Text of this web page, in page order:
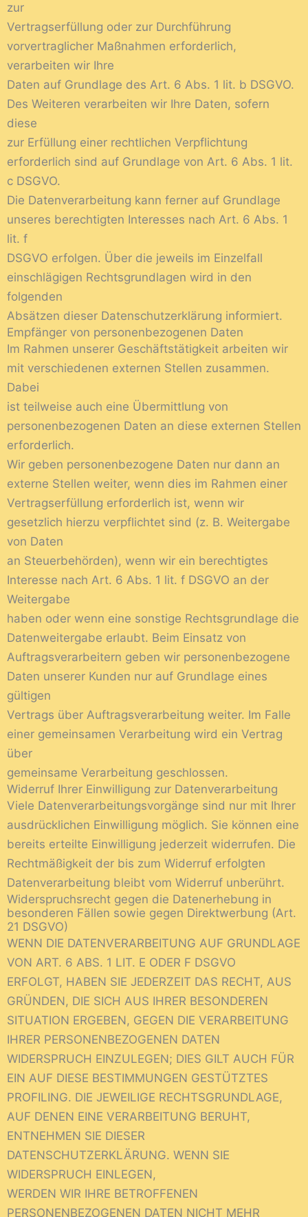
zur
Vertragserfüllung oder zur Durchführung
vorvertraglicher Maßnahmen erforderlich,
verarbeiten wir Ihre
Daten auf Grundlage des Art. 6 Abs. 1 lit. b DSGVO.
Des Weiteren verarbeiten wir Ihre Daten, sofern
diese
zur Erfüllung einer rechtlichen Verpflichtung
erforderlich sind auf Grundlage von Art. 6 Abs. 1 lit.
c DSGVO.
Die Datenverarbeitung kann ferner auf Grundlage
unseres berechtigten Interesses nach Art. 6 Abs. 1
lit. f
DSGVO erfolgen. Über die jeweils im Einzelfall
einschlägigen Rechtsgrundlagen wird in den
folgenden
Absätzen dieser Datenschutzerklärung informiert.
Empfänger von personenbezogenen Daten
Im Rahmen unserer Geschäftstätigkeit arbeiten wir
mit verschiedenen externen Stellen zusammen.
Dabei
ist teilweise auch eine Übermittlung von
personenbezogenen Daten an diese externen Stellen
erforderlich.
Wir geben personenbezogene Daten nur dann an
externe Stellen weiter, wenn dies im Rahmen einer
Vertragserfüllung erforderlich ist, wenn wir
gesetzlich hierzu verpflichtet sind (z. B. Weitergabe
von Daten
an Steuerbehörden), wenn wir ein berechtigtes
Interesse nach Art. 6 Abs. 1 lit. f DSGVO an der
Weitergabe
haben oder wenn eine sonstige Rechtsgrundlage die
Datenweitergabe erlaubt. Beim Einsatz von
Auftragsverarbeitern geben wir personenbezogene
Daten unserer Kunden nur auf Grundlage eines
gültigen
Vertrags über Auftragsverarbeitung weiter. Im Falle
einer gemeinsamen Verarbeitung wird ein Vertrag
über
gemeinsame Verarbeitung geschlossen.
Widerruf Ihrer Einwilligung zur Datenverarbeitung
Viele Datenverarbeitungsvorgänge sind nur mit Ihrer
ausdrücklichen Einwilligung möglich. Sie können eine
bereits erteilte Einwilligung jederzeit widerrufen. Die
Rechtmäßigkeit der bis zum Widerruf erfolgten
Datenverarbeitung bleibt vom Widerruf unberührt.
Widerspruchsrecht gegen die Datenerhebung in
besonderen Fällen sowie gegen Direktwerbung (Art.
21 DSGVO)
WENN DIE DATENVERARBEITUNG AUF GRUNDLAGE
VON ART. 6 ABS. 1 LIT. E ODER F DSGVO
ERFOLGT, HABEN SIE JEDERZEIT DAS RECHT, AUS
GRÜNDEN, DIE SICH AUS IHRER BESONDEREN
SITUATION ERGEBEN, GEGEN DIE VERARBEITUNG
IHRER PERSONENBEZOGENEN DATEN
WIDERSPRUCH EINZULEGEN; DIES GILT AUCH FÜR
EIN AUF DIESE BESTIMMUNGEN GESTÜTZTES
PROFILING. DIE JEWEILIGE RECHTSGRUNDLAGE,
AUF DENEN EINE VERARBEITUNG BERUHT,
ENTNEHMEN SIE DIESER
DATENSCHUTZERKLÄRUNG. WENN SIE
WIDERSPRUCH EINLEGEN,
WERDEN WIR IHRE BETROFFENEN
PERSONENBEZOGENEN DATEN NICHT MEHR